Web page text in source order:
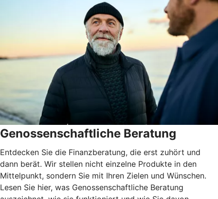
Genossenschaftliche Beratung
Entdecken Sie die Finanzberatung, die erst zuhört und
dann berät. Wir stellen nicht einzelne Produkte in den
Mittelpunkt, sondern Sie mit Ihren Zielen und Wünschen.
Lesen Sie hier, was Genossenschaftliche Beratung